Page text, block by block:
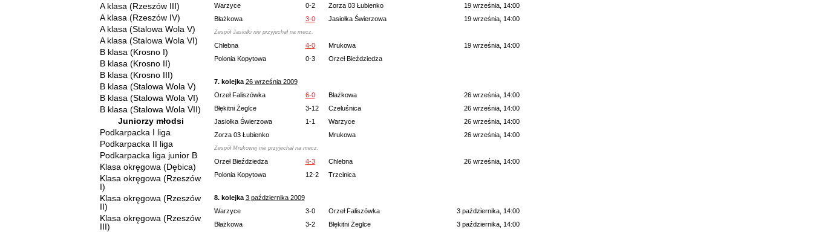
A klasa (Rzeszów III)
A klasa (Rzeszów IV)
A klasa (Stalowa Wola V)
A klasa (Stalowa Wola VI)
B klasa (Krosno I)
B klasa (Krosno II)
B klasa (Krosno III)
B klasa (Stalowa Wola V)
B klasa (Stalowa Wola VI)
B klasa (Stalowa Wola VII)
Juniorzy młodsi
Podkarpacka I liga
Podkarpacka II liga
Podkarpacka liga junior B
Klasa okręgowa (Dębica)
Klasa okręgowa (Rzeszów
I)
Klasa okręgowa (Rzeszów
II)
Klasa okręgowa (Rzeszów
III)
Warzyce
0-2 Zorza 03 Łubienko
19 września, 14:00
Błażkowa
3-0 Jasiołka Świerzowa 19 września, 14:00
Zespół Jasiołki nie przyjechał na mecz.
Chlebna 4-0 Mrukowa
19 września, 14:00
Polonia Kopytowa
0-3 Orzeł Bieździedza
7. kolejka 26 września 2009
Orzeł Faliszówka
6-0 Błażkowa
26 września, 14:00
Błękitni Żeglce
3-12 Czeluśnica
26 września, 14:00
Jasiołka Świerzowa
1-1 Warzyce
26 września, 14:00
Zorza 03 Łubienko
Mrukowa 26 września, 14:00
Zespół Mrukowej nie przyjechał na mecz.
Orzeł Bieździedza 4-3 Chlebna
26 września, 14:00
Polonia Kopytowa
12-2 Trzcinica
8. kolejka 3 października 2009
Warzyce
3-0 Orzeł Faliszówka
3 października, 14:00
Błażkowa
3-2 Błękitni Żeglce
3 października, 14:00